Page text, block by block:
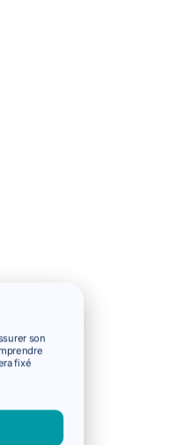
son
fixé